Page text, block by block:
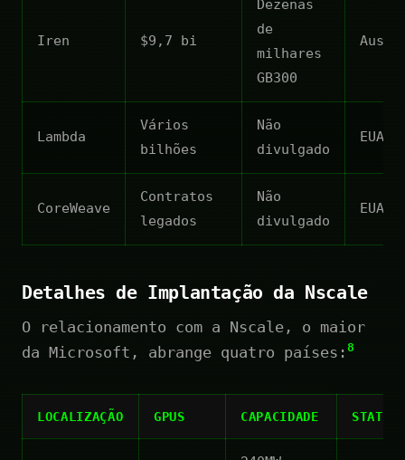
Iren $9,7 bi
Dezenas
de
milhares
GB300
Lambda
Vários
bilhões
Não
divulgado
EUA
CoreWeave
Contratos
legados
Não
divulgado
EUA
Detalhes de Implantação da Nscale
O relacionamento com a Nscale, o maior
da Microsoft, abrange quatro países: 8
LOCALIZAÇÃO GPUS CAPACIDADE STATUS